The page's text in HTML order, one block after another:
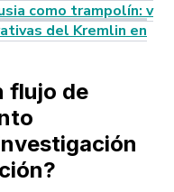
como trampolín: v
del Kremlin en
flujo de